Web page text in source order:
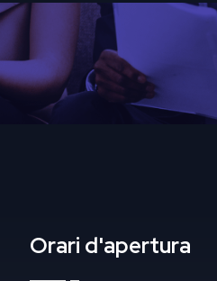
Orari d'apertura